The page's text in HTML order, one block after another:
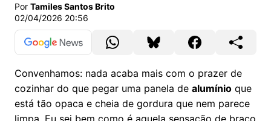
Por Tamiles Santos Brito
02/04/2026 20:56
Convenhamos: nada acaba mais com o prazer de
cozinhar do que pegar uma panela de alumínio que
está tão opaca e cheia de gordura que nem parece
limpa. Eu sei bem como é aquela sensação de braço